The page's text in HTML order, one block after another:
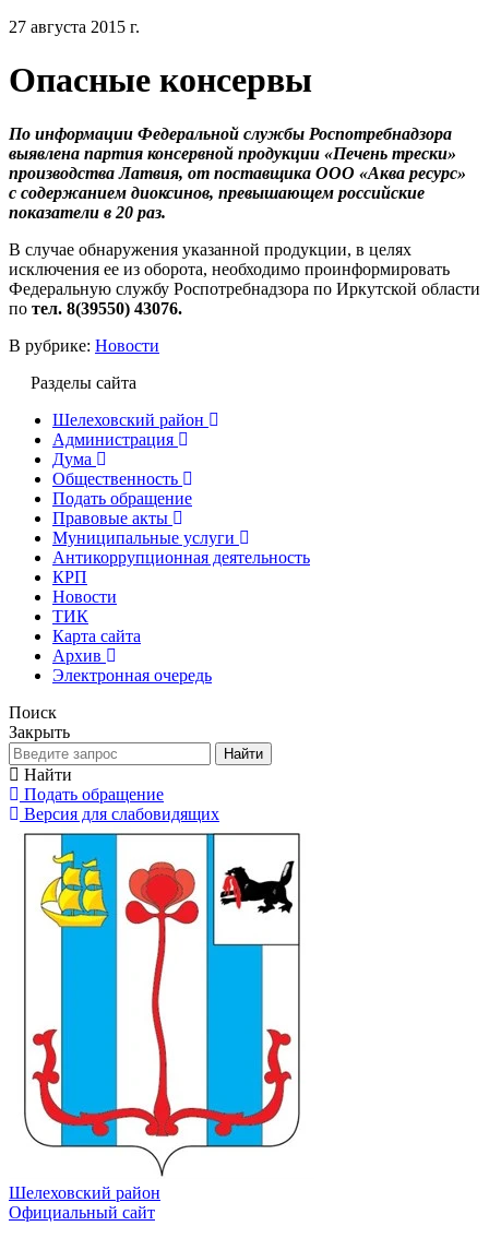
27 августа 2015 г.
Опасные консервы
По информации Федеральной службы Роспотребнадзора
выявлена партия консервной продукции «Печень трески»
производства Латвия, от поставщика ООО «Аква ресурс»
с содержанием диоксинов, превышающем российские
показатели в 20 раз.
В случае обнаружения указанной продукции, в целях
исключения ее из оборота, необходимо проинформировать
Федеральную службу Роспотребнадзора по Иркутской области
по тел. 8(39550) 43076.
В рубрике: Новости
Разделы сайта
Шелеховский район
Администрация
Дума
Общественность
Подать обращение
Правовые акты
Муниципальные услуги
Антикоррупционная деятельность
КРП
Новости
ТИК
Карта сайта
Архив
Электронная очередь
Поиск
Закрыть
Найти
Найти
Подать обращение
Версия для слабовидящих
Шелеховский район
Официальный сайт